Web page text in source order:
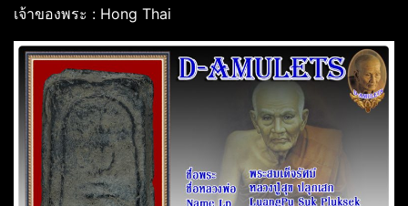
เจ้าของพระ : Hong Thai